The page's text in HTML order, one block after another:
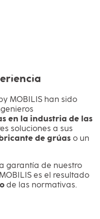
MOBILIS han sido
en la industria de las
soluciones a sus
de grúas o un
garantía de nuestro
es el resultado
de las normativas.